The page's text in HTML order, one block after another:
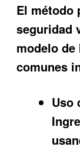
El método
seguridad
modelo
comunes
Uso